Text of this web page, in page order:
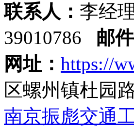
联系人： 李经
39010786 邮件
网址： https://
区螺州镇杜园
南京振彪交通